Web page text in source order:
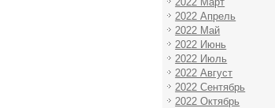
2022 Апрель
2022 Май
2022 Июнь
2022 Июль
2022 Август
2022 Сентябрь
2022 Октябрь